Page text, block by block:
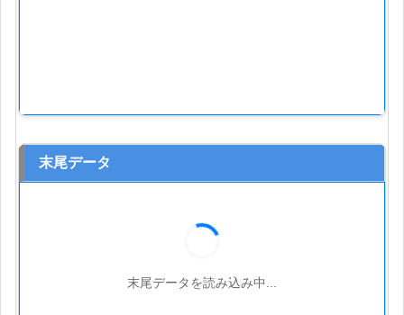
末尾データ
末尾データを読み込み中...